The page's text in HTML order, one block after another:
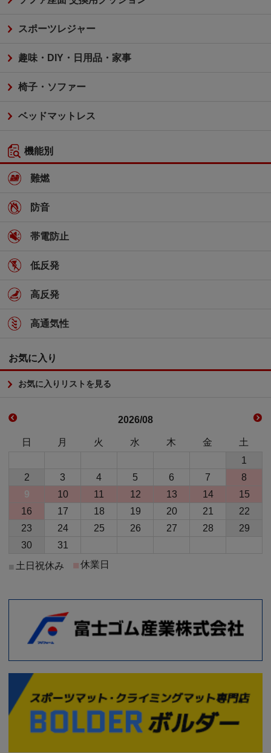
スポーツレジャー
趣味・DIY・日用品・家事
椅子・ソファー
ベッドマットレス
機能別
難燃
防音
帯電防止
低反発
高反発
高通気性
お気に入り
お気に入りリストを見る
2026/08
日 月 火 水 木 金
土
1
2
3 4 5 6 7
8
9
10 11 12 13 14
15
16
17 18 19 20 21
22
23
24 25 26 27 28
29
30
31
■ 土日祝休み ■休業日